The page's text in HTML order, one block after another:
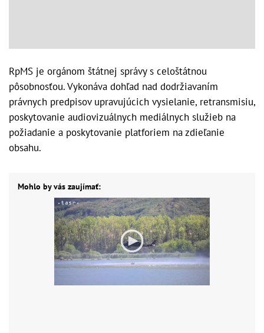
RpMS je orgánom štátnej správy s celoštátnou
pôsobnosťou. Vykonáva dohľad nad dodržiavaním
právnych predpisov upravujúcich vysielanie, retransmisiu,
poskytovanie audiovizuálnych mediálnych služieb na
požiadanie a poskytovanie platforiem na zdieľanie
obsahu.
Mohlo by vás zaujímať: